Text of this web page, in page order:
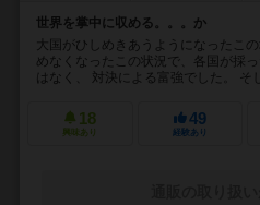
世界を掌中に収める。。。か
大国がひしめきあうようになったこ
めなくなったこの状況で、各国が採
はなく、 対決による富強でした。 そ
18
興味あり
49
経験あり